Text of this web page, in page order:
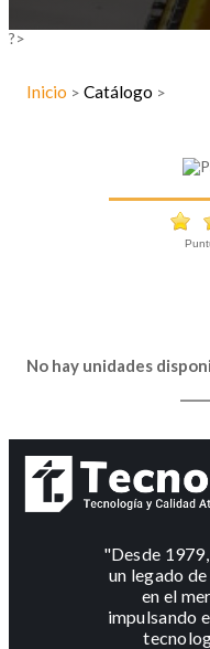
?>
Inicio > Catálogo >
No hay unidades
"Desde
un legado
en el
impulsando